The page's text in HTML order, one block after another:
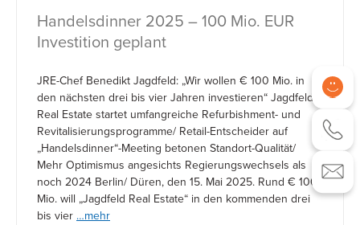
Handelsdinner 2025 – 100 Mio. EUR
Investition geplant
JRE-Chef Benedikt Jagdfeld: „Wir wollen € 100 Mio. in
den nächsten drei bis vier Jahren investieren“ Jagdfeld
Real Estate startet umfangreiche Refurbishment- und
Revitalisierungsprogramme/ Retail-Entscheider auf
„Handelsdinner“-Meeting betonen Standort-Qualität/
Mehr Optimismus angesichts Regierungswechsels als
noch 2024 Berlin/ Düren, den 15. Mai 2025. Rund € 100
Mio. will „Jagdfeld Real Estate“ in den kommenden drei
bis vier …mehr